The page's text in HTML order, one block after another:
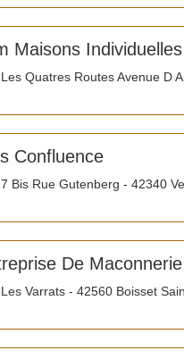
Maisons Individuelles
Quatres Routes Avenue D
Confluence
Rue Gutenberg - 42340
De
Varrats - 42560 Boisset